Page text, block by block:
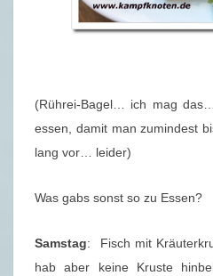
(Rührei-Bagel… ich mag
essen, damit man zumindest
lang vor… leider)
Was gabs sonst so zu Essen?
Samstag: Fisch mit
hab aber keine Kruste